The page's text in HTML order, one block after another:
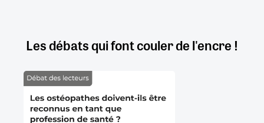
Les débats qui font couler de l'encre !